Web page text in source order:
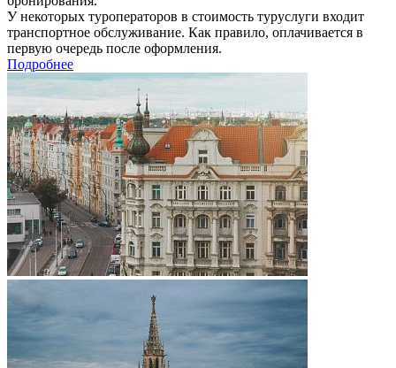
У некоторых туроператоров в стоимость туруслуги входит
транспортное обслуживание. Как правило, оплачивается в
первую очередь после оформления.
Подробнее